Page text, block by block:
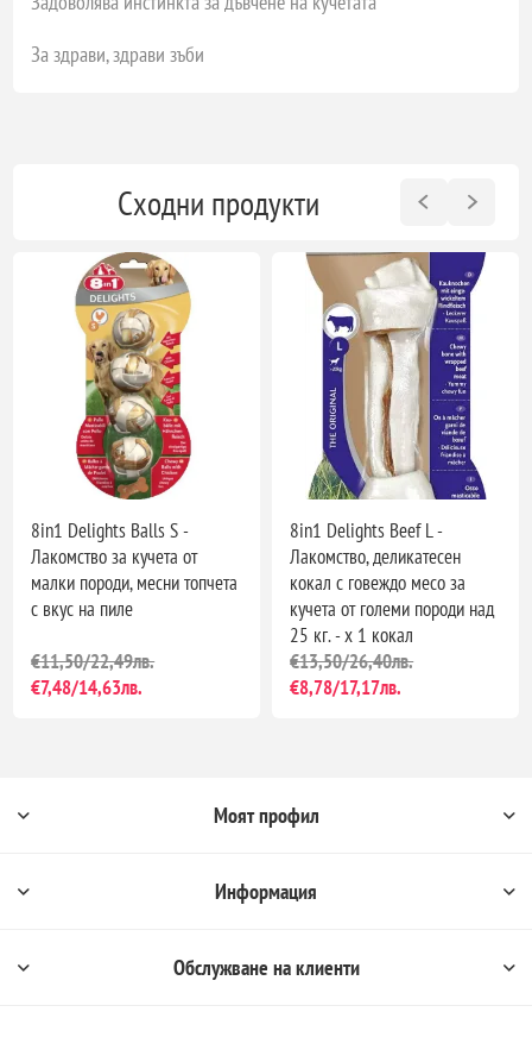
За здрави, здрави зъби
Сходни продукти
8in1 Delights Balls S -
Лакомство за кучета от
малки породи, месни топчета
с вкус на пиле
€11,50/22,49лв.
€7,48/14,63лв.
8in1 Delights Beef L -
Лакомство, деликатесен
кокал с говеждо месо за
кучета от големи породи над
25 кг. - х 1 кокал
€13,50/26,40лв.
€8,78/17,17лв.
Моят профил
Информация
Обслужване на клиенти